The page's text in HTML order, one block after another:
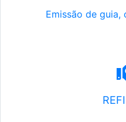
Emissão de